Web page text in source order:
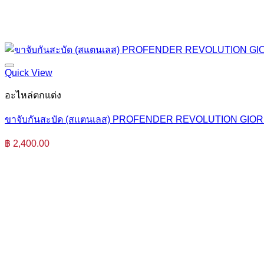
Quick View
อะไหล่ตกแต่ง
ขาจับกันสะบัด (สแตนเลส) PROFENDER REVOLUTION
฿ 2,400.00